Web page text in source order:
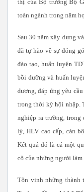
thị của Bộ trưởng Bộ
toàn ngành trong năm
Sau 30 năm xây dựng
đã tự hào về sự đóng
đào tạo, huấn luyện
bồi dưỡng và huấn
dương, đáp ứng yêu
trong thời kỳ hội nhập.
nghiệp ra trường, trong
lý, HLV cao cấp, cán
Kết quả đó là cả một
cô của những người
Tôn vinh những thành